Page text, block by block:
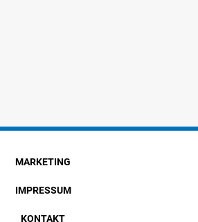
MARKETING
IMPRESSUM
KONTAKT